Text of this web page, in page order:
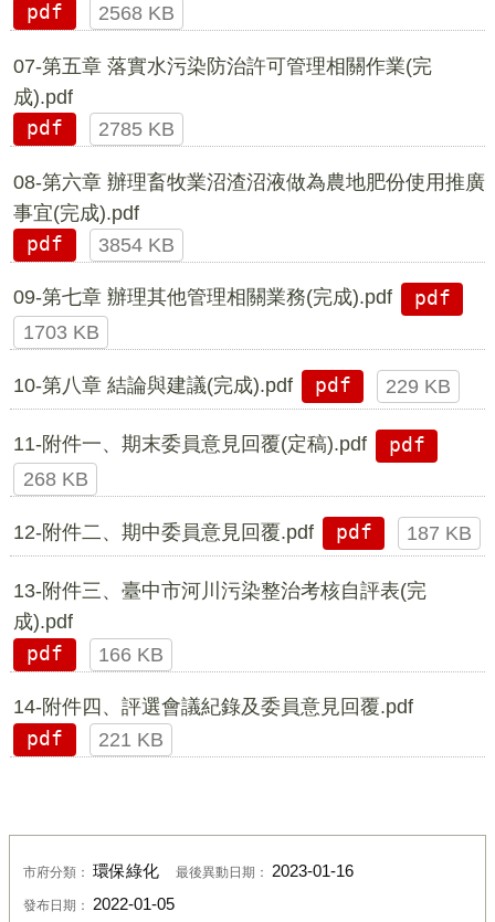
pdf
2568 KB
07-第五章 落實水污染防治許可管理相關作業(完
成).pdf
pdf
2785 KB
08-第六章 辦理畜牧業沼渣沼液做為農地肥份使用推廣
事宜(完成).pdf
pdf
3854 KB
09-第七章 辦理其他管理相關業務(完成).pdf
pdf
1703 KB
10-第八章 結論與建議(完成).pdf pdf 229 KB
11-附件一、期末委員意見回覆(定稿).pdf
pdf
268 KB
12-附件二、期中委員意見回覆.pdf pdf 187 KB
13-附件三、臺中市河川污染整治考核自評表(完
成).pdf
pdf
166 KB
14-附件四、評選會議紀錄及委員意見回覆.pdf
pdf
221 KB
市府分類： 環保綠化 最後異動日期： 2023-01-16
發布日期： 2022-01-05